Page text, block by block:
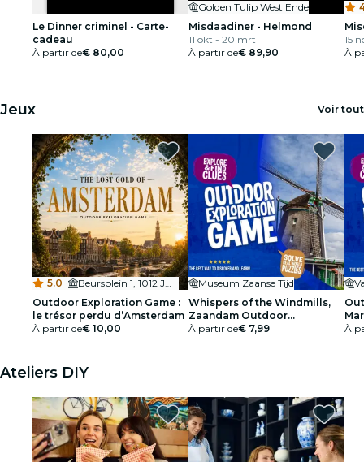
Le Dinner criminel - Carte-
cadeau
À partir de€ 80,00
Golden Tulip West Ende
Misdaadiner - Helmond
11 okt - 20 mrt
À partir de€ 89,90
15
À
Jeux Voir tout
5.0 ·
Beursplein 1, 1012 JW Amsterdam, Netherlands
Outdoor Exploration Game :
le trésor perdu d’Amsterdam
À partir de€ 10,00
Museum Zaanse Tijd
Whispers of the Windmills,
Zaandam Outdoor
Exploration Game
À partir de€ 7,99
À
Ateliers DIY